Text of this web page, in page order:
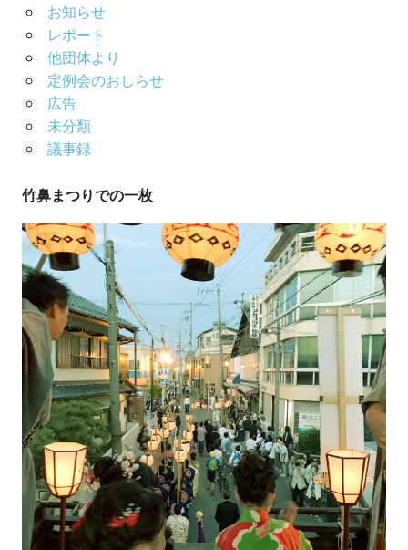
お知らせ
レポート
他団体より
定例会のおしらせ
広告
未分類
議事録
竹鼻まつりでの一枚